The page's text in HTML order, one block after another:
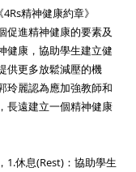
精神健康約章》
促進精神健康的要素及
健康，協助學生建立健
供更多放鬆減壓的機
玲麗認為應加強教師和
長遠建立一個精神健康
1.休息(Rest)：協助學生